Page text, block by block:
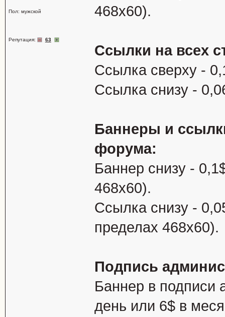
Пол: мужской
Репутация: 63
468х60).
Ссылки на всех
Ссылка сверху -
Ссылка снизу -
Баннеры и
форума:
Баннер снизу -
468х60).
Ссылка снизу -
пределах 468х60).
Подпись
Баннер в подписи
день или 6$ в